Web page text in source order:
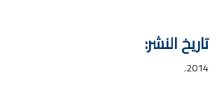
تاريخ النشر:
2014.